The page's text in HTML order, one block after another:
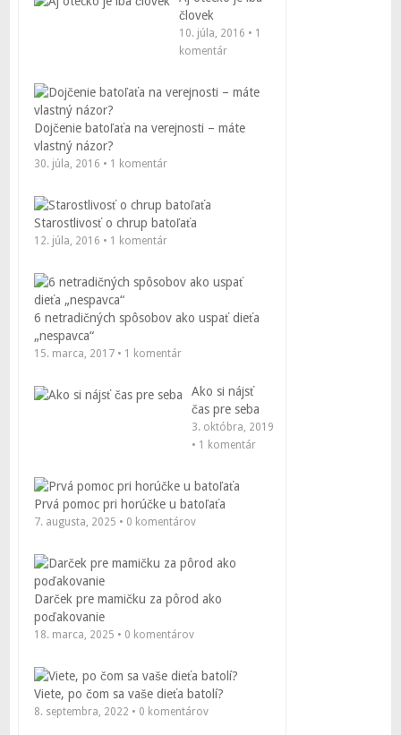
človek
10. júla, 2016 • 1
komentár
Dojčenie batoľaťa na verejnosti – máte
vlastný názor?
30. júla, 2016 • 1 komentár
Starostlivosť o chrup batoľaťa
12. júla, 2016 • 1 komentár
6 netradičných spôsobov ako uspať dieťa
„nespavca“
15. marca, 2017 • 1 komentár
Ako si nájsť
čas pre seba
3. októbra, 2019
• 1 komentár
Prvá pomoc pri horúčke u batoľaťa
7. augusta, 2025 • 0 komentárov
Darček pre mamičku za pôrod ako
poďakovanie
18. marca, 2025 • 0 komentárov
Viete, po čom sa vaše dieťa batolí?
8. septembra, 2022 • 0 komentárov